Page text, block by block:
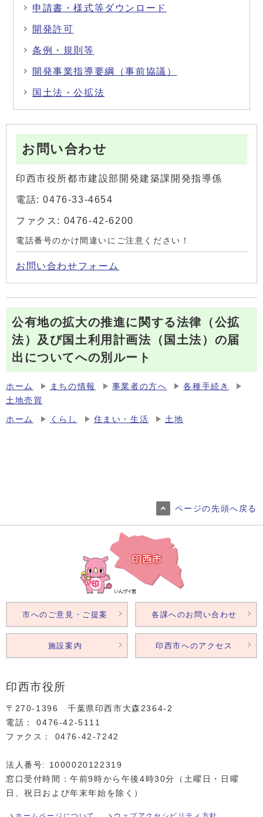
申請書・様式等ダウンロード
開発許可
条例・規則等
開発事業指導要綱（事前協議）
国土法・公拡法
お問い合わせ
印西市役所都市建設部開発建築課開発指導係
電話: 0476-33-4654
ファクス: 0476-42-6200
電話番号のかけ間違いにご注意ください！
お問い合わせフォーム
公有地の拡大の推進に関する法律（公拡
法）及び国土利用計画法（国土法）の届
出についてへの別ルート
ホーム まちの情報 事業者の方へ
各種手続き
土地売買
ホーム くらし 住まい・生活 土地
ページの先頭へ戻る
印西市役所
〒270-1396 千葉県印西市大森2364‐2
電話： 0476‐42‐5111
ファクス： 0476‐42‐7242
法人番号: 1000020122319
窓口受付時間：午前9時から午後4時30分（土曜日・日曜
日、祝日および年末年始を除く）
市へのご意見・ご提案 各課へのお問い合わせ
施設案内 印西市へのアクセス